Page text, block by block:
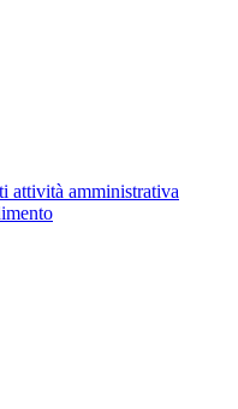
attività amministrativa